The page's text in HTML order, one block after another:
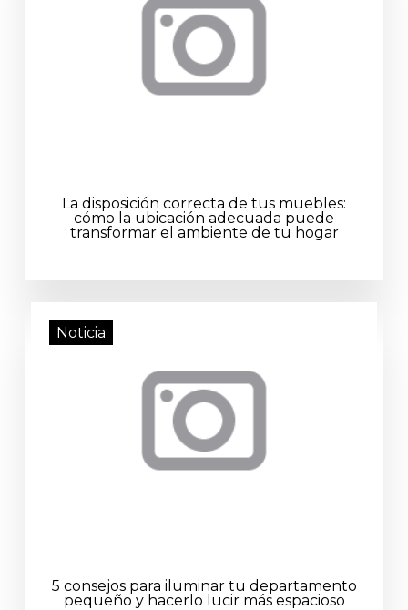
La disposición correcta de tus muebles:
cómo la ubicación adecuada puede
transformar el ambiente de tu hogar
Noticia
5 consejos para iluminar tu departamento
pequeño y hacerlo lucir más espacioso